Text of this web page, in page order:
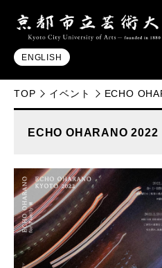
ENGLISH
TOP イベント ECHO
ECHO OHARANO 2022